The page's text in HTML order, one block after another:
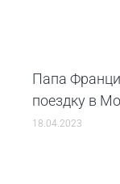
Папа
поездку в
18.04.2023